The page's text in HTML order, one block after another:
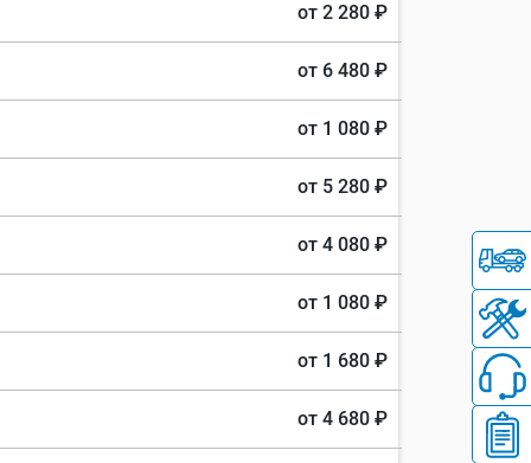
от 2 280 ₽
от 6 480 ₽
от 1 080 ₽
от 5 280 ₽
от 4 080 ₽
от 1 080 ₽
от 1 680 ₽
от 4 680 ₽